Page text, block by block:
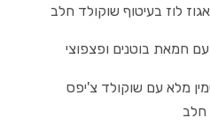
לוז בעיטוף שוקולד חלב
חמאת בוטנים ופצפוצי
מלא עם שוקולד צ'יפס
חלב